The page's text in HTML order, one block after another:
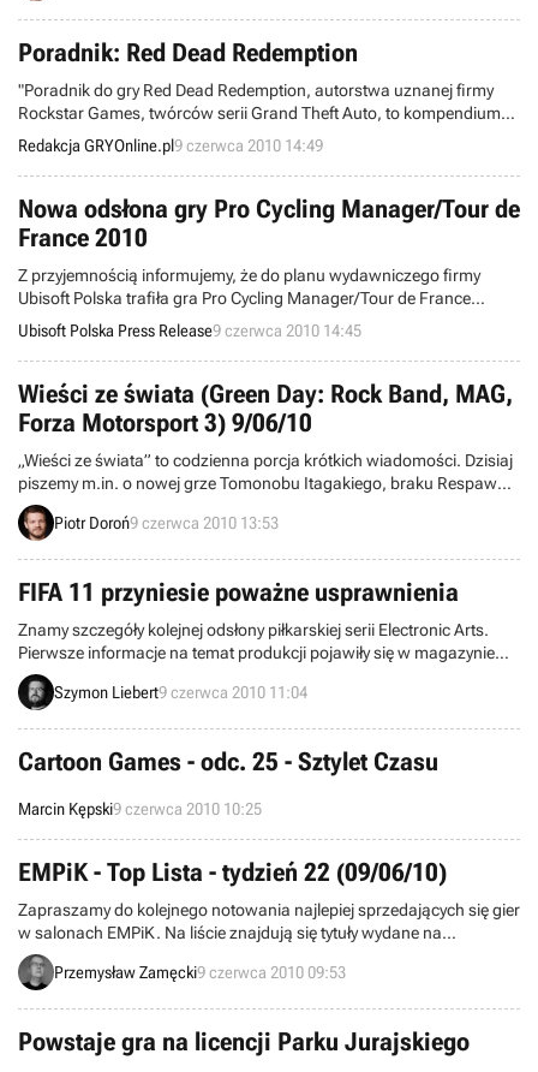
Poradnik: Red Dead Redemption
"Poradnik do gry Red Dead Redemption, autorstwa uznanej firmy
Rockstar Games, twórców serii Grand Theft Auto, to kompendium
wiedzy zawierające wszystkie potrzebne informacje o tej
elektronicznej wersji dzikiego zachodu".
Redakcja GRYOnline.pl9 czerwca 2010 14:49
Nowa odsłona gry Pro Cycling Manager/Tour de
France 2010
Z przyjemnością informujemy, że do planu wydawniczego firmy
Ubisoft Polska trafiła gra Pro Cycling Manager/Tour de France
2010™, dystrybuowana na świecie przez firmę Focus Home
Interactive a tworzona przez Cyanide Studio. Jest to kolejna odsłona
managera wielkich wyścigów kolarskich, która przeniesie graczy na
najsłynniejsze trasy kolarskie na świecie - Tour de France.
Ubisoft Polska Press Release9 czerwca 2010 14:45
Wieści ze świata (Green Day: Rock Band, MAG,
Forza Motorsport 3) 9/06/10
„Wieści ze świata” to codzienna porcja krótkich wiadomości. Dzisiaj
piszemy m.in. o nowej grze Tomonobu Itagakiego, braku Respawn
Entertainment na targach E3, amerykańskiej premiery Green Day:
Rock Band, a także dodatkach DLC do MAG i Forza Motorsport 3.
Piotr Doroń9 czerwca 2010 13:53
FIFA 11 przyniesie poważne usprawnienia
Znamy szczegóły kolejnej odsłony piłkarskiej serii Electronic Arts.
Pierwsze informacje na temat produkcji pojawiły się w magazynie
Zoo, a później zostały potwierdzone przez wydawcę. Autorzy
przekonują, że FIFA 11 przyniesie wstrząsające usprawnienia, czyli
Szymon Liebert9 czerwca 2010 11:04
Cartoon Games - odc. 25 - Sztylet Czasu
Marcin Kępski9 czerwca 2010 10:25
EMPiK - Top Lista - tydzień 22 (09/06/10)
Zapraszamy do kolejnego notowania najlepiej sprzedających się gier
w salonach EMPiK. Na liście znajdują się tytuły wydane na
komputery osobiste oraz konsole PS2, PSP, PS3 i Xbox 360. Dane
pochodzą z okresu pomiędzy 31 maja a 6 czerwca i zostały zebrane
Przemysław Zamęcki9 czerwca 2010 09:53
Powstaje gra na licencji Parku Jurajskiego